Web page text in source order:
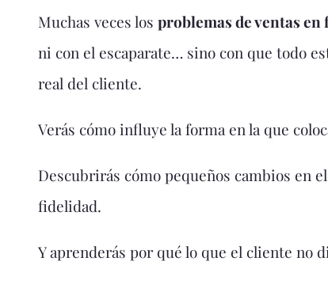
Muchas veces los problemas de ventas en
ni con el escaparate… sino con que todo
real del cliente.
Verás cómo influye la forma en la que
Descubrirás cómo pequeños cambios en
fidelidad.
Y aprenderás por qué lo que el cliente no